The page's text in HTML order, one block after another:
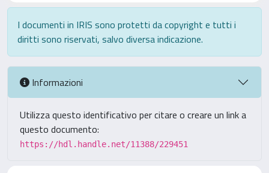
I documenti in IRIS sono protetti da copyright e tutti i
diritti sono riservati, salvo diversa indicazione.
Informazioni
Utilizza questo identificativo per citare o creare un link a
questo documento:
https://hdl.handle.net/11388/229451